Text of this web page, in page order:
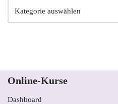
Online-Kurse
Dashboard